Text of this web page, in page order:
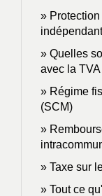
Quelles
avec la
Régime
(SCM)
Taxe sur
Tout ce